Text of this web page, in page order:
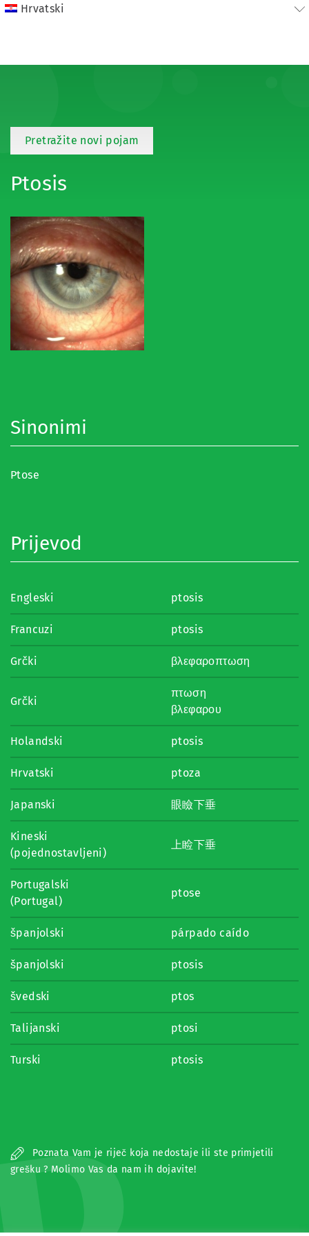
Hrvatski
Pretražite novi pojam
Ptosis
Sinonimi
Ptose
Prijevod
Engleski ptosis
Francuzi ptosis
Grčki βλεφαροπτωση
Grčki
πτωση
βλεφαρου
Holandski ptosis
Hrvatski ptoza
Japanski 眼瞼下垂
Kineski
(pojednostavljeni)
上睑下垂
Portugalski
(Portugal)
ptose
španjolski párpado caído
španjolski ptosis
švedski ptos
Talijanski ptosi
Turski ptosis
Poznata Vam je riječ koja nedostaje ili ste primjetili
grešku ? Molimo Vas da nam ih dojavite!